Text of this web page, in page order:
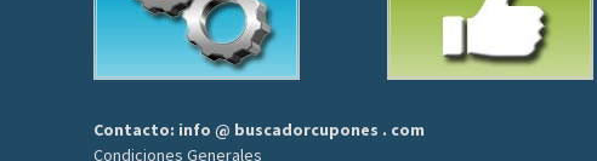
Contacto: info @ buscadorcupones . com
Condiciones Generales